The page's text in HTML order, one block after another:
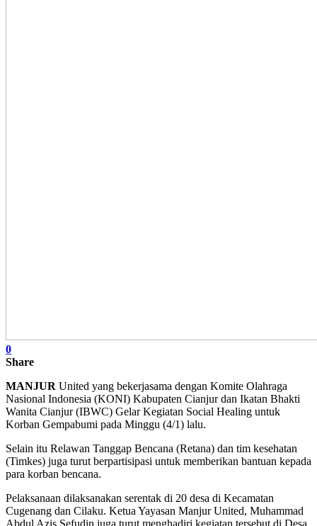
0
Share
MANJUR United yang bekerjasama dengan Komite Olahraga
Nasional Indonesia (KONI) Kabupaten Cianjur dan Ikatan Bhakti
Wanita Cianjur (IBWC) Gelar Kegiatan Social Healing untuk
Korban Gempabumi pada Minggu (4/1) lalu.
Selain itu Relawan Tanggap Bencana (Retana) dan tim kesehatan
(Timkes) juga turut berpartisipasi untuk memberikan bantuan kepada
para korban bencana.
Pelaksanaan dilaksanakan serentak di 20 desa di Kecamatan
Cugenang dan Cilaku. Ketua Yayasan Manjur United, Muhammad
Abdul Azis Sefudin juga turut menghadiri kegiatan tersebut di Desa